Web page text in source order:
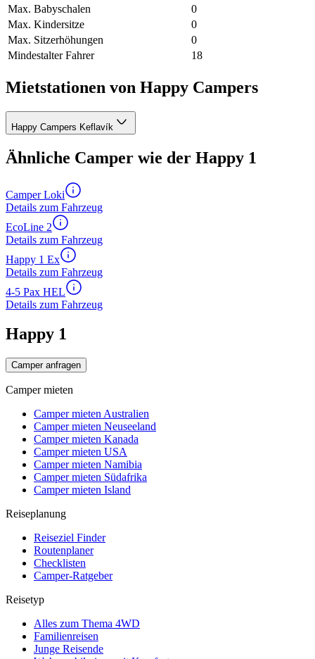
Max. Babyschalen
0
Max. Kindersitze
0
Max. Sitzerhöhungen
0
Mindestalter Fahrer
18
Mietstationen von Happy Campers
Happy Campers Keflavík
Ähnliche Camper wie der Happy 1
Camper Loki
Details zum Fahrzeug
EcoLine 2
Details zum Fahrzeug
Happy 1 Ex
Details zum Fahrzeug
4-5 Pax HEL
Details zum Fahrzeug
Happy 1
Camper anfragen
Camper mieten
Camper mieten Australien
Camper mieten Neuseeland
Camper mieten Kanada
Camper mieten USA
Camper mieten Namibia
Camper mieten Südafrika
Camper mieten Island
Reiseplanung
Reiseziel Finder
Routenplaner
Checklisten
Camper-Ratgeber
Reisetyp
Alles zum Thema 4WD
Familienreisen
Junge Reisende